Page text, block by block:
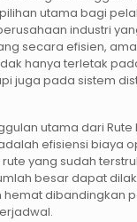
utama bagi
industri
secara efisien,
hanya terletak
juga pada sistem
utama dari Rute
efisiensi biaya
yang sudah
besar dapat
hemat dibandingkan